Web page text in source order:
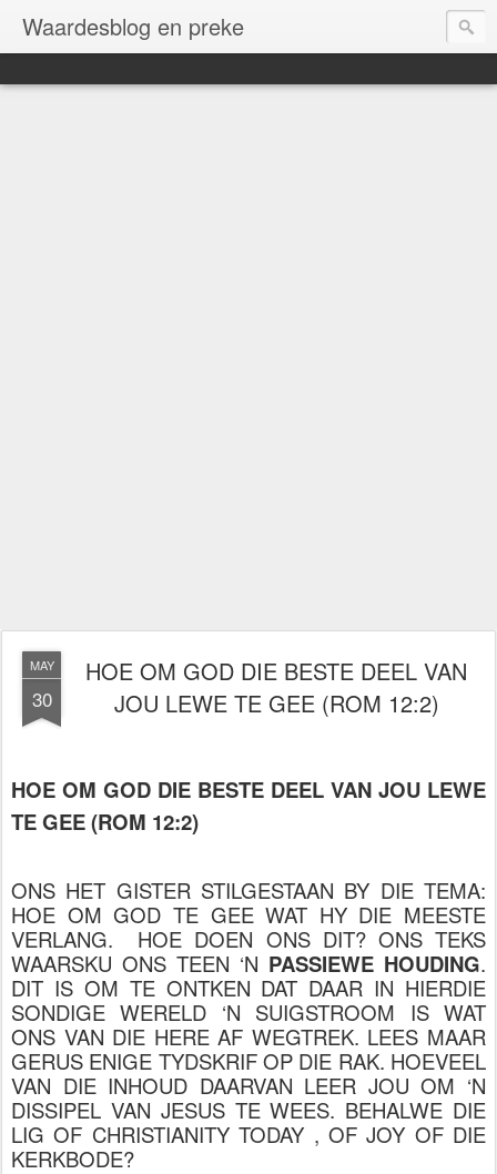
Waardesblog en preke
MAY
30
HOE OM GOD DIE BESTE DEEL VAN
JOU LEWE TE GEE (ROM 12:2)
HOE OM GOD DIE BESTE DEEL VAN JOU LEWE
TE GEE (ROM 12:2)
ONS HET GISTER STILGESTAAN BY DIE TEMA:
HOE OM GOD TE GEE WAT HY DIE MEESTE
VERLANG. HOE DOEN ONS DIT? ONS TEKS
WAARSKU ONS TEEN ‘N PASSIEWE HOUDING.
DIT IS OM TE ONTKEN DAT DAAR IN HIERDIE
SONDIGE WERELD ‘N SUIGSTROOM IS WAT
ONS VAN DIE HERE AF WEGTREK. LEES MAAR
GERUS ENIGE TYDSKRIF OP DIE RAK. HOEVEEL
VAN DIE INHOUD DAARVAN LEER JOU OM ‘N
DISSIPEL VAN JESUS TE WEES. BEHALWE DIE
LIG OF CHRISTIANITY TODAY , OF JOY OF DIE
KERKBODE?